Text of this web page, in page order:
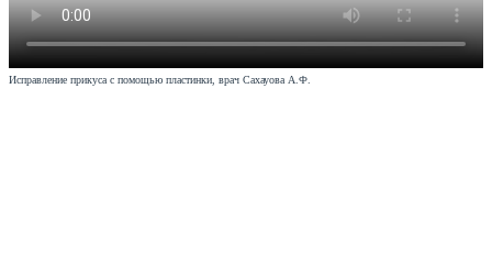
Исправление прикуса с помощью пластинки, врач Сахауова А.Ф.